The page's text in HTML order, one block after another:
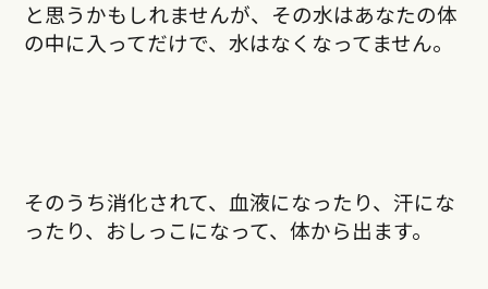
と思うかもしれませんが、その水はあなたの体
の中に入ってだけで、水はなくなってません。
そのうち消化されて、血液になったり、汗にな
ったり、おしっこになって、体から出ます。